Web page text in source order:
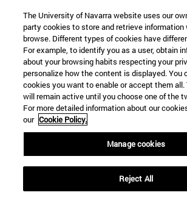
The University of Navarra website uses our
party cookies to store and retrieve information
browse. Different types of cookies have
For example, to identify you as a user, obtain
about your browsing habits respecting your
personalize how the content is displayed. You
cookies you want to enable or accept them all.
will remain active until you choose one of the
For more detailed information about our
our Cookie Policy.
Manage cookies
Reject All